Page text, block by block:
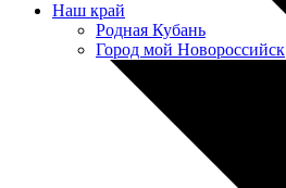
Наш край
Родная Кубань
Город мой Новороссийск